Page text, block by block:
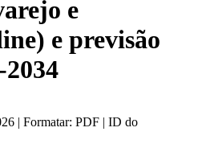
e
e previsão
| Formatar: PDF | ID do